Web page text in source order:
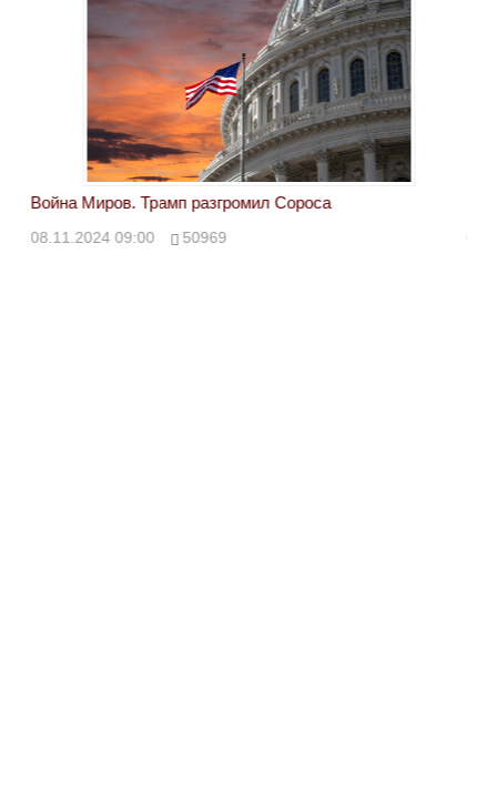
Война Миров. Трамп разгромил Сороса
08.11.2024 09:00 50969